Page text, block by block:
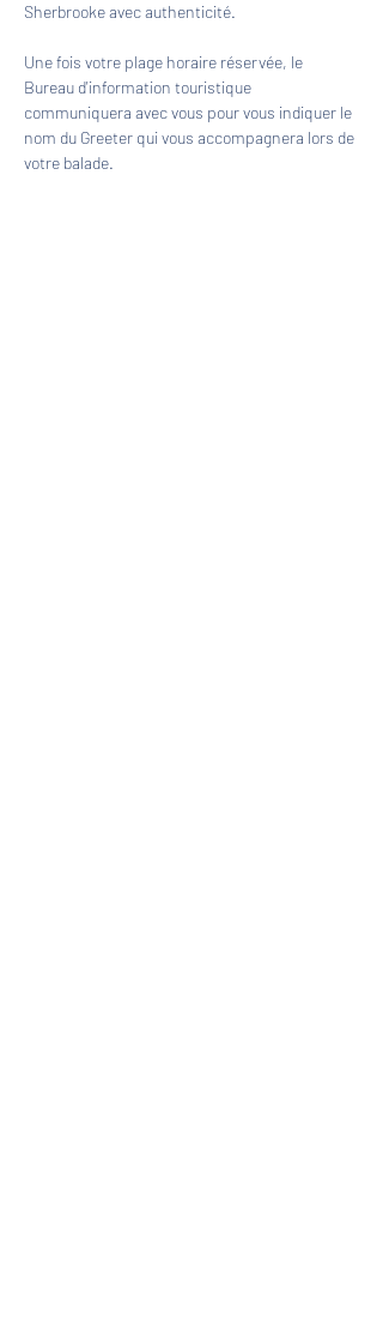
Sherbrooke avec authenticité.
Une fois votre plage horaire réservée, le
Bureau d'information touristique
communiquera avec vous pour vous indiquer le
nom du Greeter qui vous accompagnera lors de
votre balade.